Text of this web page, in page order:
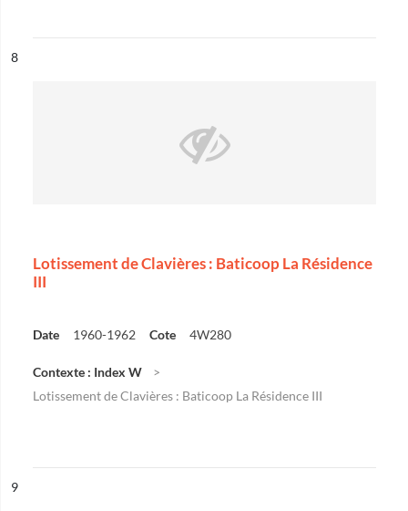
n°
8
Lotissement de Clavières : Baticoop La Résidence
III
Date 1960-1962 Cote 4W280
Contexte : Index W
Lotissement de Clavières : Baticoop La Résidence III
n°
9